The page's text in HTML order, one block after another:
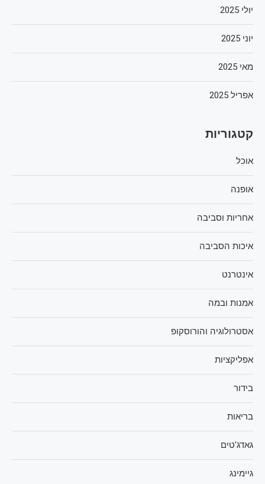
יולי 2025
יוני 2025
מאי 2025
אפריל 2025
קטגוריות
אוכל
אופנה
אחריות וסביבה
איכות הסביבה
אינטרנט
אמנות ובמה
אסטרולוגיה והורוסקופ
אפליקציות
בידור
בריאות
גאדג'טים
גיימינג